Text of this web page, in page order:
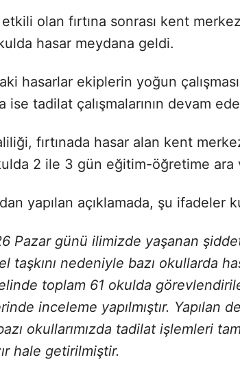
etkili olan fırtına sonrası kent
hasar meydana geldi.
hasarlar ekiplerin yoğun
ise tadilat çalışmalarının devam
fırtınada hasar alan kent
2 ile 3 gün eğitim-öğretime ara
yapılan açıklamada, şu ifadeler
Pazar günü ilimizde yaşanan
taşkını nedeniyle bazı okullarda
toplam 61 okulda
inceleme yapılmıştır. Yapılan
okullarımızda tadilat işlemleri
hale getirilmiştir.